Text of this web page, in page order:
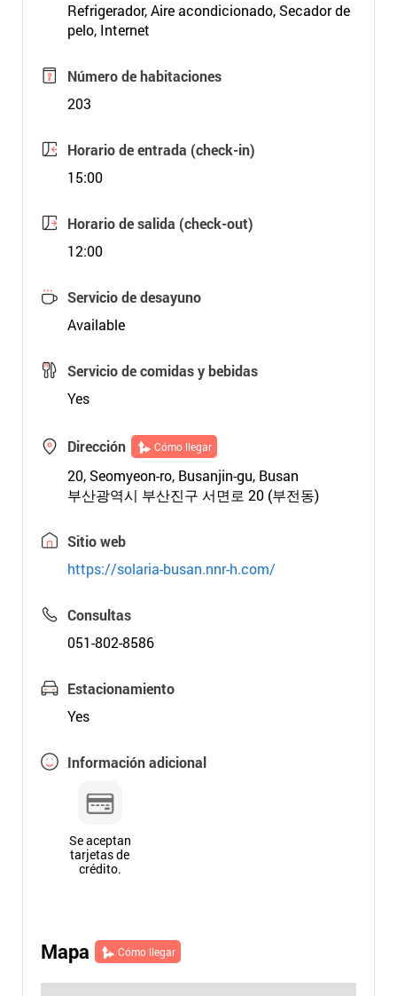
Refrigerador, Aire acondicionado, Secador de
pelo, Internet
Número de habitaciones
203
Horario de entrada (check-in)
15:00
Horario de salida (check-out)
12:00
Servicio de desayuno
Available
Servicio de comidas y bebidas
Yes
Dirección Cómo llegar
20, Seomyeon-ro, Busanjin-gu, Busan
부산광역시 부산진구 서면로 20 (부전동)
Sitio web
https://solaria-busan.nnr-h.com/
Consultas
051-802-8586
Estacionamiento
Yes
Información adicional
Se aceptan
tarjetas de
crédito.
Mapa Cómo llegar